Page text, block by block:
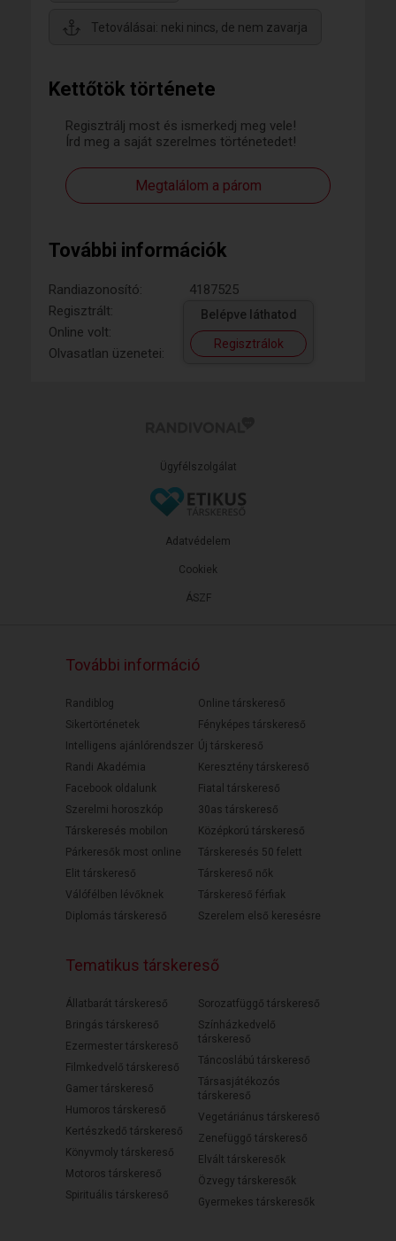
Kettőtök története
Regisztrálj most és ismerkedj meg vele!
Írd meg a saját szerelmes történetedet!
Megtalálom a párom
További információk
Randiazonosító:
4187525
Regisztrált:
Online volt:
Olvasatlan üzenetei:
Belépve láthatod
Regisztrálok
Tetoválásai: neki nincs, de nem zavarja
Ügyfélszolgálat
ÁSZF
Adatvédelem
Cookiek
További információ
Randiblog
Sikertörténetek
Intelligens ajánlórendszer
Randi Akadémia
Facebook oldalunk
Szerelmi horoszkóp
Társkeresés mobilon
Párkeresők most online
Elit társkereső
Válófélben lévőknek
Diplomás társkereső
Online társkereső
Fényképes társkereső
Új társkereső
Keresztény társkereső
Fiatal társkereső
30as társkereső
Középkorú társkereső
Társkeresés 50 felett
Társkereső nők
Társkereső férfiak
Szerelem első keresésre
Tematikus társkereső
Állatbarát társkereső
Bringás társkereső
Ezermester társkereső
Filmkedvelő társkereső
Gamer társkereső
Humoros társkereső
Kertészkedő társkereső
Könyvmoly társkereső
Motoros társkereső
Spirituális társkereső
Sorozatfüggő társkereső
Színházkedvelő
társkereső
Táncoslábú társkereső
Társasjátékozós
társkereső
Vegetáriánus társkereső
Zenefüggő társkereső
Elvált társkeresők
Özvegy társkeresők
Gyermekes társkeresők